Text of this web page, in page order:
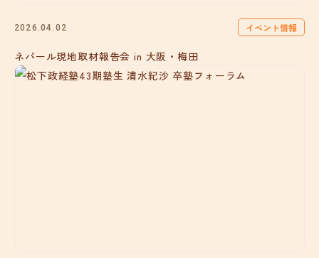
2026.04.02 イベント情報
ネパール現地取材報告会 in 大阪・梅田